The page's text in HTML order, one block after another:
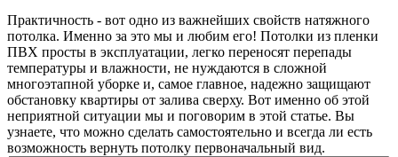
Практичность - вот одно из важнейших свойств натяжного
потолка. Именно за это мы и любим его! Потолки из пленки
ПВХ просты в эксплуатации, легко переносят перепады
температуры и влажности, не нуждаются в сложной
многоэтапной уборке и, самое главное, надежно защищают
обстановку квартиры от залива сверху. Вот именно об этой
неприятной ситуации мы и поговорим в этой статье. Вы
узнаете, что можно сделать самостоятельно и всегда ли есть
возможность вернуть потолку первоначальный вид.